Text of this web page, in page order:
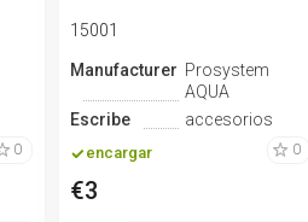
0
15001
ManufactureroProsystem
AQUA
Escribe
accesorios
encargar 0
€3